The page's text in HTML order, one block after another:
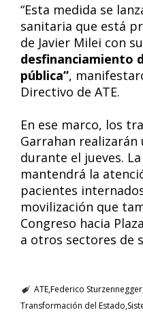
“Esta medida se
sanitaria que está
de Javier Milei con
desfinanciamiento
pública”,
Directivo de ATE.
En ese marco, los
Garrahan realizarán
durante el jueves.
mantendrá la
pacientes
movilización que
Congreso hacia
a otros sectores de
ATEFederico Sturzennegger
Transformación del Estado